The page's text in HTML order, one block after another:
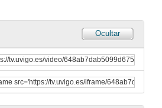
Ocultar
2 de xuño de 2023